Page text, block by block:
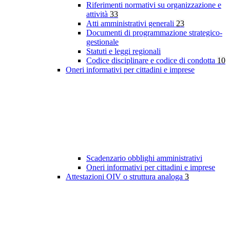
Riferimenti normativi su organizzazione e
attività 33
Atti amministrativi generali 23
Documenti di programmazione strategico-
gestionale
Statuti e leggi regionali
Codice disciplinare e codice di condotta 10
Oneri informativi per cittadini e imprese
Scadenzario obblighi amministrativi
Oneri informativi per cittadini e imprese
Attestazioni OIV o struttura analoga 3